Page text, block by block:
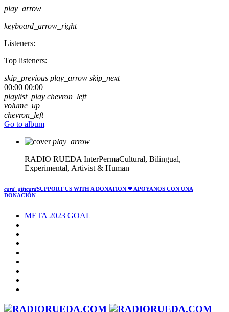
play_arrow
keyboard_arrow_right
Listeners:
Top listeners:
skip_previous play_arrow skip_next
00:00 00:00
playlist_play chevron_left
volume_up
chevron_left
Go to album
play_arrow
RADIO RUEDA InterPermaCultural, Bilingual,
Experimental, Artivist & Human
card_giftcardSUPPORT US WITH A DONATION ❤ APOYANOS CON UNA
DONACIÓN
META 2023 GOAL